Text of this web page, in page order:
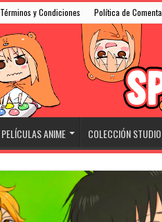
Términos y Condiciones Política de
PELÍCULAS ANIME COLECCIÓN